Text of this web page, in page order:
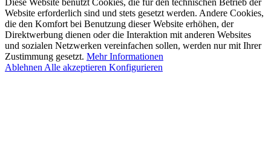
Website erforderlich sind und stets gesetzt werden. Andere Cookies,
die den Komfort bei Benutzung dieser Website erhöhen, der
Direktwerbung dienen oder die Interaktion mit anderen Websites
und sozialen Netzwerken vereinfachen sollen, werden nur mit Ihrer
Zustimmung gesetzt. Mehr Informationen
Ablehnen Alle akzeptieren Konfigurieren